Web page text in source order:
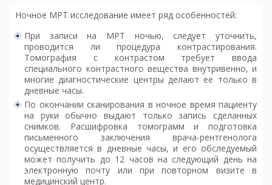
Ночное МРТ исследование имеет ряд особенностей:
При записи на МРТ ночью, следует уточнить,
проводится ли процедура контрастирования.
Томография с контрастом требует ввода
специального контрастного вещества внутривенно, и
многие диагностические центры делают ее только в
дневные часы.
По окончании сканирования в ночное время пациенту
на руки обычно выдают только запись сделанных
снимков. Расшифровка томограмм и подготовка
письменного заключения врача-рентгенолога
осуществляется в дневные часы, и его обследуемый
может получить до 12 часов на следующий день на
электронную почту или при повторном визите в
медицинский центр.